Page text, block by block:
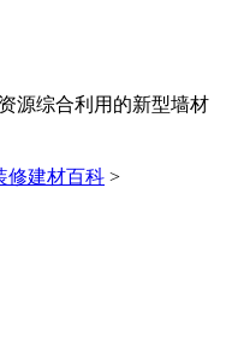
源综合利用的新型墙材
修建材百科 >